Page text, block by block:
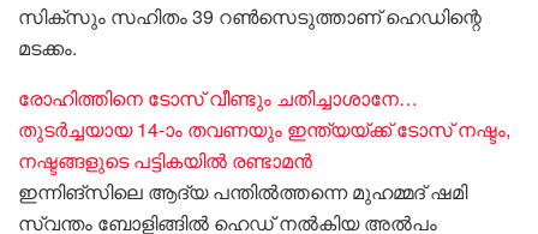
സിക്സും സഹിതം 39 റൺസെടുത്താണ് ഹെഡിന്റെ
മടക്കം.
രോഹിത്തിനെ ടോസ് വീണ്ടും ചതിച്ചാശാനേ…
തുടർച്ചയായ 14-ാം തവണയും ഇന്ത്യയ്ക്ക് ടോസ് നഷ്ടം,
നഷ്ടങ്ങളുടെ പട്ടികയിൽ രണ്ടാമൻ
ഇന്നിങ്സിലെ ആദ്യ പന്തിൽത്തന്നെ മുഹമ്മദ് ഷമി
സ്വന്തം ബോളിങ്ങിൽ ഹെഡ് നൽകിയ അൽപം